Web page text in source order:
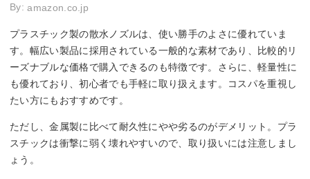
By:amazon.co.jp
プラスチック製の散水ノズルは、使い勝手のよさに優れていま
す。幅広い製品に採用されている一般的な素材であり、比較的リ
ーズナブルな価格で購入できるのも特徴です。さらに、軽量性に
も優れており、初心者でも手軽に取り扱えます。コスパを重視し
たい方にもおすすめです。
ただし、金属製に比べて耐久性にやや劣るのがデメリット。プラ
スチックは衝撃に弱く壊れやすいので、取り扱いには注意しまし
ょう。